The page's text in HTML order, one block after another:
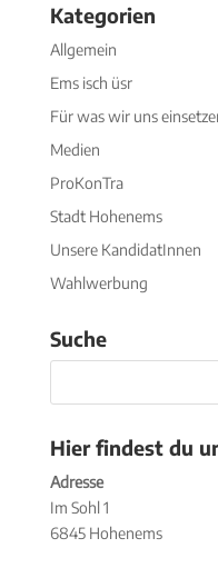
Kategorien
Allgemein
Ems isch üsr
Für was wir uns
Medien
ProKonTra
Stadt Hohenems
Unsere KandidatInnen
Wahlwerbung
Suche
Hier findest du
Adresse
Im Sohl 1
6845 Hohenems